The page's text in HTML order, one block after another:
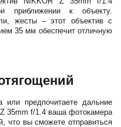
приближении к объекту.
жесты – этот объектив с
35 мм обеспечит отличную
предпочитаете дальние
35mm f/1.4 ваша фотокамера
что вы сможете отправиться